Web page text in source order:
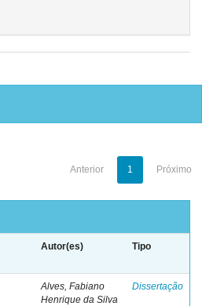
Anterior 1 Próximo
Autor(es) Tipo
Alves, Fabiano
Henrique da Silva
Dissertação